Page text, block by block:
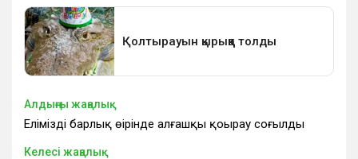
Алдыңғы жаңалық
Еліміздің барлық өңірінде алғашқы қоңырау соғылды
Келесі жаңалық